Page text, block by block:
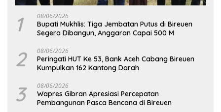
1 08/06/2026
Bupati Mukhlis: Tiga Jembatan Putus di Bireuen
Segera Dibangun, Anggaran Capai 500 M
2 08/06/2026
Peringati HUT Ke 53, Bank Aceh Cabang Bireuen
Kumpulkan 162 Kantong Darah
3 08/06/2026
Wapres Gibran Apresiasi Percepatan
Pembangunan Pasca Bencana di Bireuen